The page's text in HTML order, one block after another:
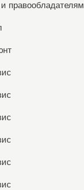
правообладателям